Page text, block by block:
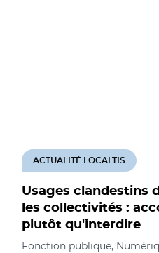
Usages clandestins
les collectivités :
plutôt qu'interdire
ACTUALITÉ LOCALTIS
Fonction publique,